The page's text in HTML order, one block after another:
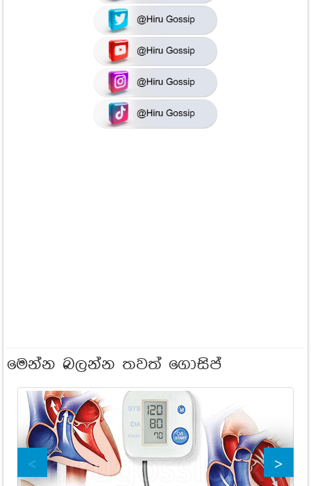
මෙන්න බලන්න තවත් ගොසිප්